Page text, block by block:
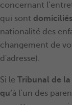
concernant
qui sont
nationalité des
changement de
d'adresse).
Si le Tribunal de la
qu’à l’un des